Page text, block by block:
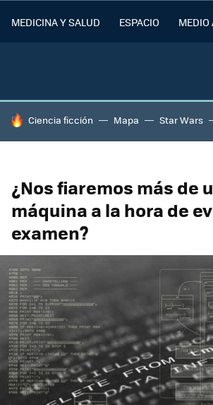
MEDICINA Y SALUD ESPACIO MEDIO
HOY SE HABLA DE
Ciencia ficción Mapa Star Wars
¿Nos fiaremos más de
máquina a la hora de
examen?